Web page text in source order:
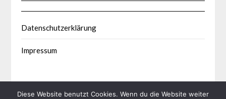
Datenschutzerklärung
Impressum
Diese Website benutzt Cookies. Wenn du die Website weiter